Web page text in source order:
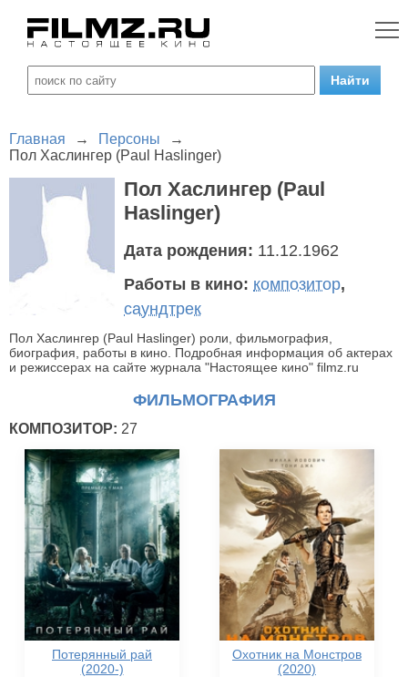
Главная → Персоны
→
Пол Хаслингер (Paul Haslinger)
Пол Хаслингер (Paul
Haslinger)
Дата рождения: 11.12.1962
Работы в кино: композитор,
саундтрек
Пол Хаслингер (Paul Haslinger) роли, фильмография,
биография, работы в кино. Подробная информация об актерах
и режиссерах на сайте журнала "Настоящее кино" filmz.ru
ФИЛЬМОГРАФИЯ
КОМПОЗИТОР: 27
Потерянный рай
(2020-)
Охотник на Монстров
(2020)